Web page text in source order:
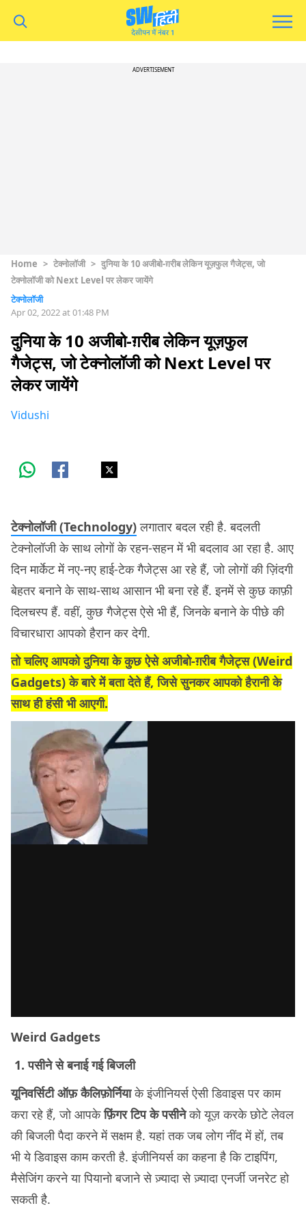
ADVERTISEMENT
Home > टेक्नोलॉजी > दुनिया के 10 अजीबो-ग़रीब लेकिन यूज़फुल गैजेट्स, जो
टेक्नोलॉजी को Next Level पर लेकर जायेंगे
टेक्नोलॉजी
Apr 02, 2022 at 01:48 PM
दुनिया के 10 अजीबो-ग़रीब लेकिन यूज़फुल
गैजेट्स, जो टेक्नोलॉजी को Next Level पर
लेकर जायेंगे
Vidushi
टेक्नोलॉजी (Technology) लगातार बदल रही है. बदलती
टेक्नोलॉजी के साथ लोगों के रहन-सहन में भी बदलाव आ रहा है. आए
दिन मार्केट में नए-नए हाई-टेक गैजेट्स आ रहे हैं, जो लोगों की ज़िंदगी
बेहतर बनाने के साथ-साथ आसान भी बना रहे हैं. इनमें से कुछ काफ़ी
दिलचस्प हैं. वहीं, कुछ गैजेट्स ऐसे भी हैं, जिनके बनाने के पीछे की
विचारधारा आपको हैरान कर देगी.
तो चलिए आपको दुनिया के कुछ ऐसे अजीबो-ग़रीब गैजेट्स (Weird
Gadgets)के बारे में बता देते हैं, जिसे सुनकर आपको हैरानी के
साथ ही हंसी भी आएगी.
Weird Gadgets
1. पसीने से बनाई गई बिजली
यूनिवर्सिटी ऑफ़ कैलिफ़ोर्नियाके इंजीनियर्स ऐसी डिवाइस पर काम
करा रहे हैं, जो आपकेफ़िंगर टिप के पसीनेको यूज़ करके छोटे लेवल
की बिजली पैदा करने में सक्षम है. यहां तक जब लोग नींद में हों, तब
भी ये डिवाइस काम करती है. इंजीनियर्स का कहना है कि टाइपिंग,
मैसेजिंग करने या पियानो बजाने से ज़्यादा से ज़्यादा एनर्जी जनरेट हो
सकती है.